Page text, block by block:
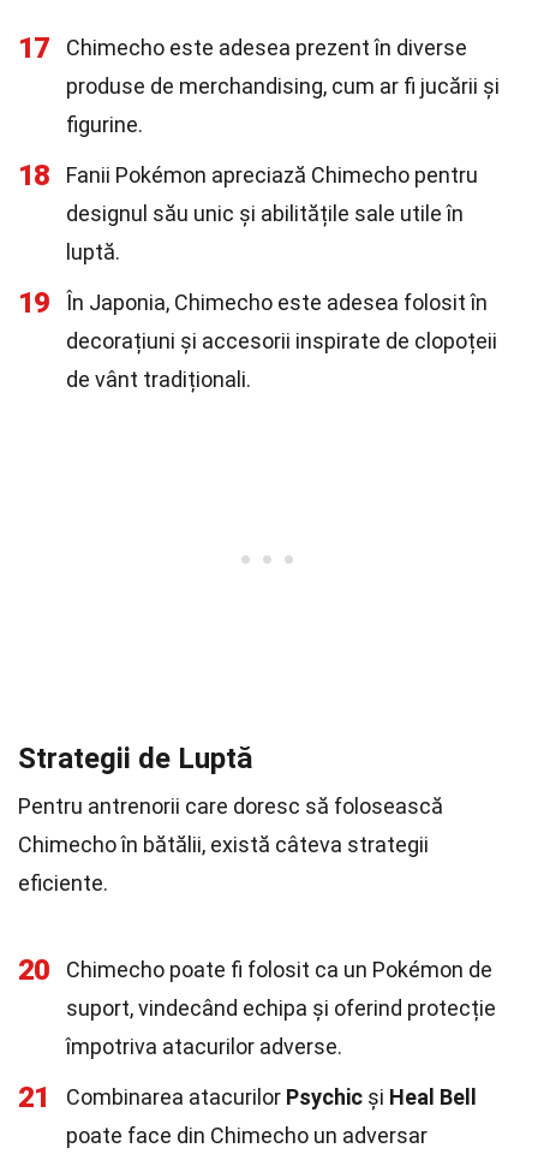
17
Chimecho este adesea prezent în diverse
produse de merchandising, cum ar fi jucării și
figurine.
18
Fanii Pokémon apreciază Chimecho pentru
designul său unic și abilitățile sale utile în
luptă.
19
În Japonia, Chimecho este adesea folosit în
decorațiuni și accesorii inspirate de clopoțeii
de vânt tradiționali.
Strategii de Luptă
Pentru antrenorii care doresc să folosească
Chimecho în bătălii, există câteva strategii
eficiente.
20
Chimecho poate fi folosit ca un Pokémon de
suport, vindecând echipa și oferind protecție
împotriva atacurilor adverse.
21 Combinarea atacurilor Psychic și Heal Bell
poate face din Chimecho un adversar